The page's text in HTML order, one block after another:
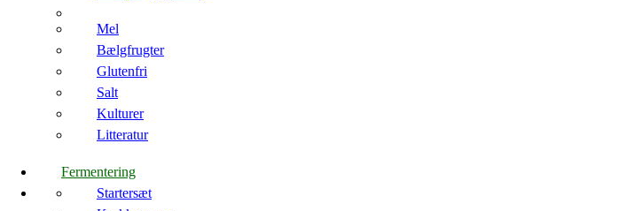
Mel
Bælgfrugter
Glutenfri
Salt
Kulturer
Litteratur
Fermentering
Startersæt